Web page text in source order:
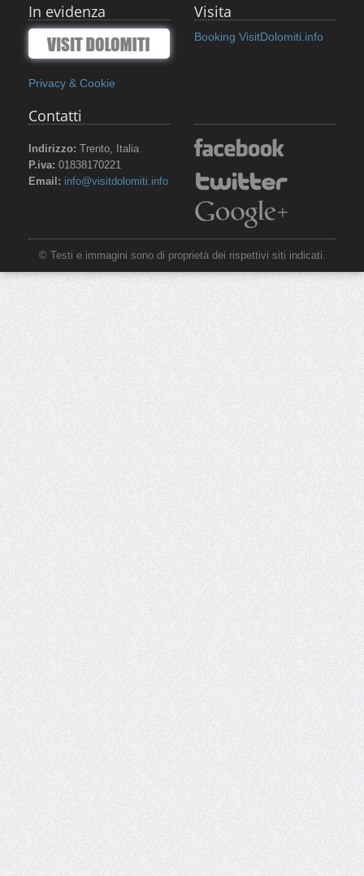
In evidenza
Privacy & Cookie
Visita
Booking VisitDolomiti.info
Contatti
Indirizzo: Trento, Italia
P.iva: 01838170221
Email: info@visitdolomiti.info
© Testi e immagini sono di proprietà dei rispettivi siti indicati.